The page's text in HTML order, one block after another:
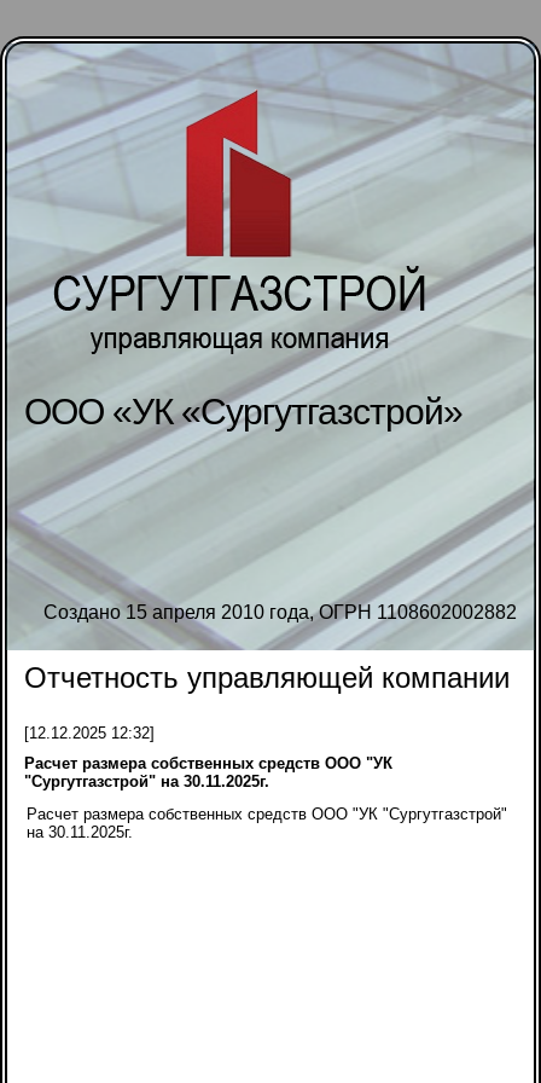
ООО «УК «Сургутгазстрой»
Создано 15 апреля 2010 года, ОГРН 1108602002882
Отчетность управляющей компании
[12.12.2025 12:32]
Расчет размера собственных средств ООО "УК
"Сургутгазстрой" на 30.11.2025г.